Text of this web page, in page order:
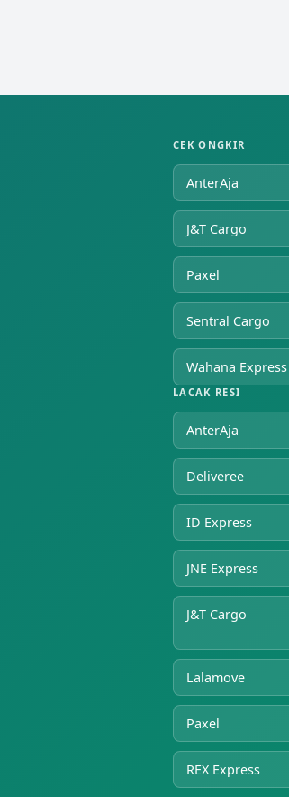
CEK ONGKIR
AnterAja
J&T Cargo
Paxel
Sentral Cargo
Wahana Express
LACAK RESI
AnterAja
Deliveree
ID Express
JNE Express
J&T Cargo
Lalamove
Paxel
REX Express